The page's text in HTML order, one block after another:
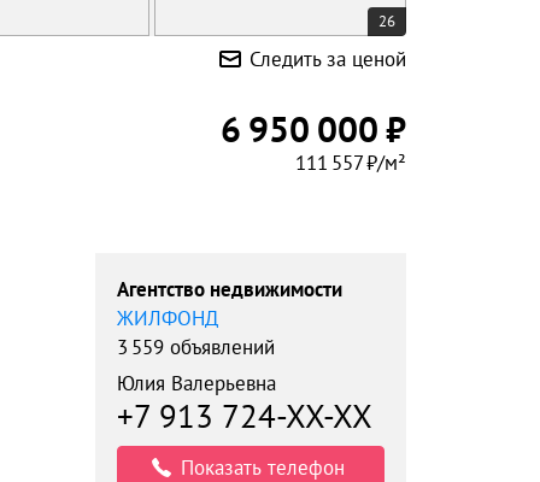
26
Следить за ценой
6 950 000 ₽
111 557 ₽/м²
Агентство недвижимости
ЖИЛФОНД
3 559 объявлений
Юлия Валерьевна
+7 913 724-XX-XX
Показать телефон